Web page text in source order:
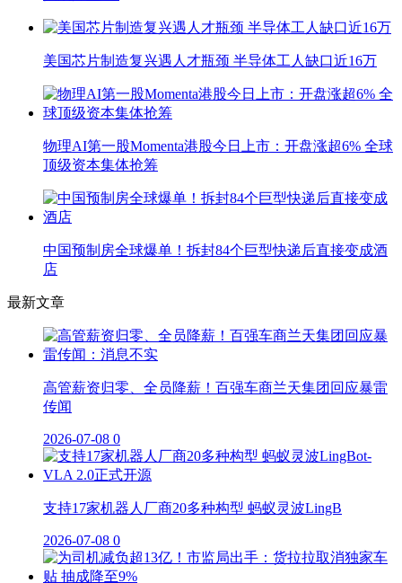
美国芯片制造复兴遇人才瓶颈 半导体工人缺口近16万
物理AI第一股Momenta港股今日上市：开盘涨超6% 全球
顶级资本集体抢筹
中国预制房全球爆单！拆封84个巨型快递后直接变成酒
店
最新文章
高管薪资归零、全员降薪！百强车商兰天集团回应暴雷
传闻
2026-07-08 0
支持17家机器人厂商20多种构型 蚂蚁灵波LingB
2026-07-08 0